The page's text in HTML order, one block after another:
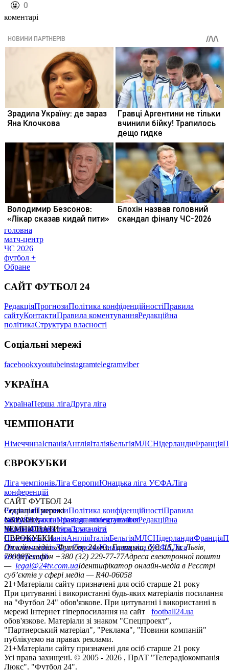
️🤬 0
коментарі
головна
матч-центр
ЧС 2026
футбол +
Обране
САЙТ ФУТБОЛ 24
РедакціяПрогнозиПолітика конфіденційностіПравила
сайтуКонтактиПравила коментуванняРедакційна
політикаСтруктура власності
Соціальні мережі
facebookxyoutubeinstagramtelegramviber
УКРАЇНА
УкраїнаПерша лігаДруга ліга
ЧЕМПІОНАТИ
НімеччинаІспаніяАнгліяІталіяБельгіяМЛСНідерландиФранція
ЄВРОКУБКИ
Ліга чемпіонівЛіга ЄвропиЮнацька ліга УЄФАЛіга
конференцій
САЙТ ФУТБОЛ 24
РедакціяПрогнозиПолітика конфіденційностіПравила
сайтуКонтактиПравила коментуванняРедакційна
політикаСтруктура власності
Соціальні мережі
facebookxyoutubeinstagramtelegramviber
УКРАЇНА
УкраїнаПерша лігаДруга ліга
ЧЕМПІОНАТИ
НімеччинаІспаніяАнгліяІталіяБельгіяМЛСНідерландиФранція
ЄВРОКУБКИ
Ліга чемпіонівЛіга ЄвропиЮнацька ліга УЄФАЛіга
конференцій
Онлайн-медіа «Футбол 24»пл. Галицька, буд. 15, м. Львів,
79008Телефон +380 (32) 229-77-77Адреса електронної пошти
— legal@24tv.com.uaІдентифікатор онлайн-медіа в Реєстрі
суб’єктів у сфері медіа — R40-06058
21+Матеріали сайту призначені для осіб старше 21 року
При цитуванні і використанні будь-яких матеріалів посилання
на "Футбол 24" обов'язкове. При цитуванні і використанні в
мережі Інтернет гіперпосилання на сайт
football24.ua
обов'язкове. Матеріали зі знаком "Спецпроект",
"Партнерський матеріал", "Реклама", "Новини компаній"
публікуємо на правах реклами.
21+Матеріали сайту призначені для осіб старше 21 року
Усi права захищенi. © 2005 - 2026 , ПрАТ "Телерадіокомпанія
Люкс". "Футбол 24".